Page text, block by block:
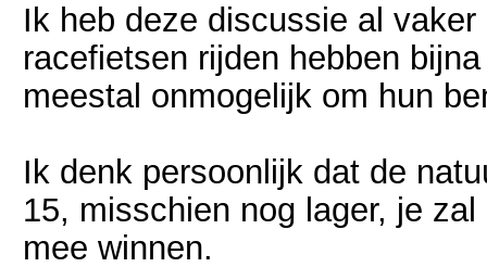
Ik heb deze discussie al
racefietsen rijden hebben
meestal onmogelijk om hun
Ik denk persoonlijk dat de
15, misschien nog lager, je
mee winnen.